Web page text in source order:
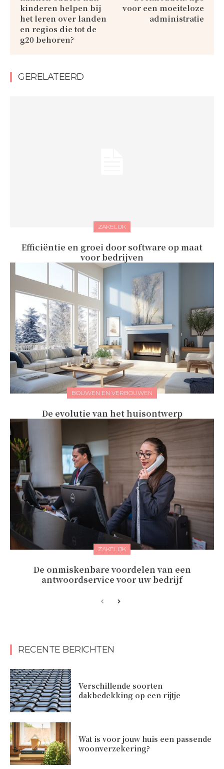
kinderen helpen bij
het leren over landen
en regios die tot de
g20 behoren?
voor een moeiteloze
administratie
GERELATEERD
ZAKELIJK
Efficiëntie en groei door software op maat
voor bedrijven
BOUWEN EN VERBOUWEN
De evolutie van het huisontwerp
ZAKELIJK
De onmiskenbare voordelen van een
antwoordservice voor uw bedrijf
RECENTE BERICHTEN
Verschillende soorten
dakbedekking op een rijtje
Wat is voor jouw huis een passende
woonverzekering?